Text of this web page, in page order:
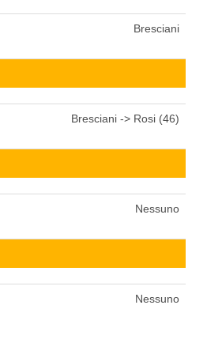
Bresciani
Bresciani -> Rosi (46)
Nessuno
Nessuno